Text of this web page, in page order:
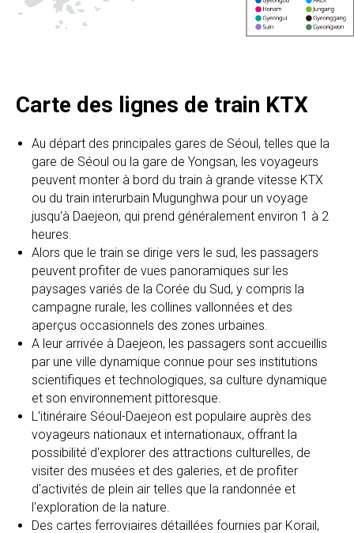
Carte des lignes de train KTX
Au départ des principales gares de Séoul, telles que la
gare de Séoul ou la gare de Yongsan, les voyageurs
peuvent monter à bord du train à grande vitesse KTX
ou du train interurbain Mugunghwa pour un voyage
jusqu'à Daejeon, qui prend généralement environ 1 à 2
heures.
Alors que le train se dirige vers le sud, les passagers
peuvent profiter de vues panoramiques sur les
paysages variés de la Corée du Sud, y compris la
campagne rurale, les collines vallonnées et des
aperçus occasionnels des zones urbaines.
A leur arrivée à Daejeon, les passagers sont accueillis
par une ville dynamique connue pour ses institutions
scientifiques et technologiques, sa culture dynamique
et son environnement pittoresque.
L'itinéraire Séoul-Daejeon est populaire auprès des
voyageurs nationaux et internationaux, offrant la
possibilité d'explorer des attractions culturelles, de
visiter des musées et des galeries, et de profiter
d'activités de plein air telles que la randonnée et
l'exploration de la nature.
Des cartes ferroviaires détaillées fournies par Korail,